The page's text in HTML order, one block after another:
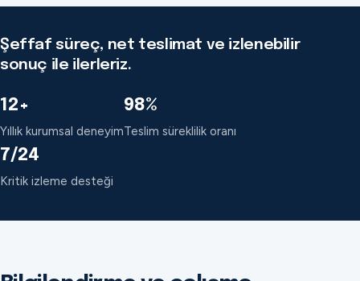
Şeffaf süreç, net teslimat ve izlenebilir
sonuç ile ilerleriz.
12+
Yıllık kurumsal deneyim
98%
Teslim süreklilik oranı
7/24
Kritik izleme desteği